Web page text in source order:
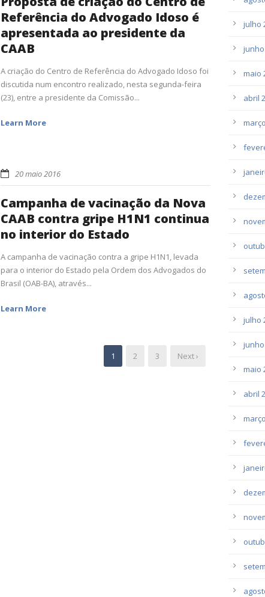
Referência do Advogado Idoso é
apresentada ao presidente da
CAAB
A criação do Centro de Referência do Advogado Idoso foi
discutida num encontro realizado, nesta segunda-feira
(23), entre a presidente da Comissão...
Learn More
20 maio 2016
Campanha de vacinação da Nova
CAAB contra gripe H1N1 continua
no interior do Estado
A campanha de vacinação contra a gripe H1N1, levada
para o interior do Estado pela Ordem dos Advogados do
Brasil (OAB-BA), através...
Learn More
1 2 3 Next ›
julho
maio
abril
julho
junho
maio
abril